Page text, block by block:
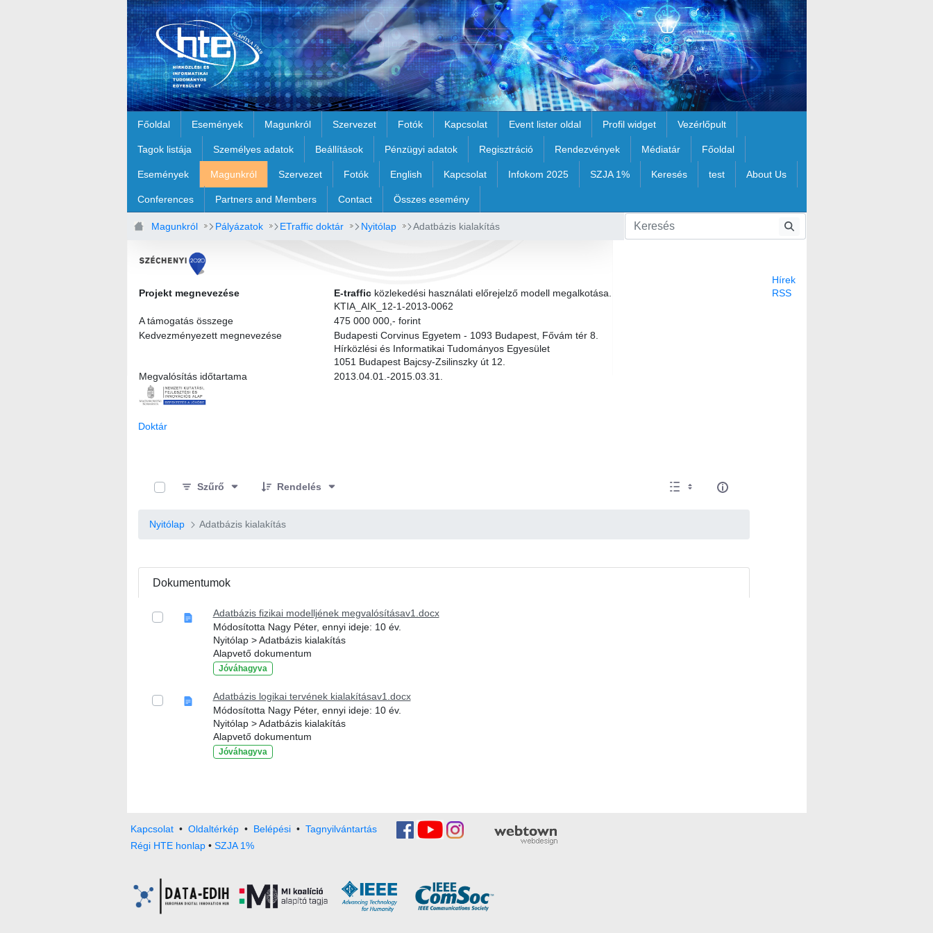
Főoldal Események Magunkról Szervezet Fotók Kapcsolat Event lister oldal Profil widget Vezérlőpult
Tagok listája Személyes adatok Beállítások Pénzügyi adatok Regisztráció Rendezvények Médiatár Főoldal
Események Magunkról Szervezet Fotók English Kapcsolat Infokom 2025 SZJA 1% Keresés test About Us
Conferences Partners and Members Contact Összes esemény
Magunkról Pályázatok ETraffic doktár Nyitólap Adatbázis kialakítás
Projekt megnevezése E-trafficközlekedési használati előrejelző modell megalkotása.
KTIA_AIK_12-1-2013-0062
A támogatás összege
475 000 000,- forint
Kedvezményezett megnevezése
Budapesti Corvinus Egyetem - 1093 Budapest, Fővám tér 8.
Hírközlési és Informatikai Tudományos Egyesület
1051 Budapest Bajcsy-Zsilinszky út 12.
Megvalósítás időtartama
2013.04.01.-2015.03.31.
Doktár
Szűrő
Rendelés
Nyitólap Adatbázis kialakítás
Dokumentumok
Adatbázis fizikai modelljének megvalósításav1.docx
Módosította Nagy Péter, ennyi ideje: 10 év.
Nyitólap > Adatbázis kialakítás
Alapvető dokumentum
Jóváhagyva
Adatbázis logikai tervének kialakításav1.docx
Módosította Nagy Péter, ennyi ideje: 10 év.
Nyitólap > Adatbázis kialakítás
Alapvető dokumentum
Jóváhagyva
Hírek
RSS
Kapcsolat• Oldaltérkép• Belépési • Tagnyilvántartás
Régi HTE honlap • SZJA 1%